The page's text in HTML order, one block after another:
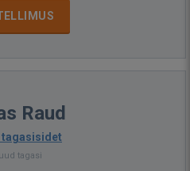
Raud
tagasisidet
tagasi